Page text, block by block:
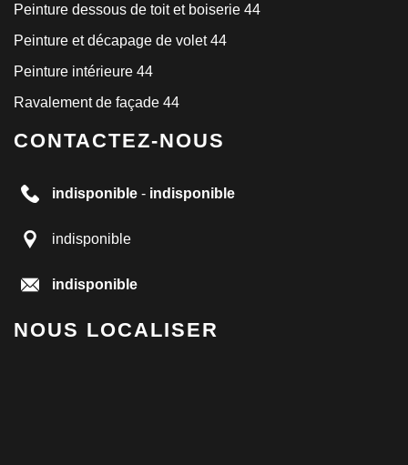
Peinture dessous de toit et boiserie 44
Peinture et décapage de volet 44
Peinture intérieure 44
Ravalement de façade 44
CONTACTEZ-NOUS
indisponible - indisponible
indisponible
indisponible
NOUS LOCALISER